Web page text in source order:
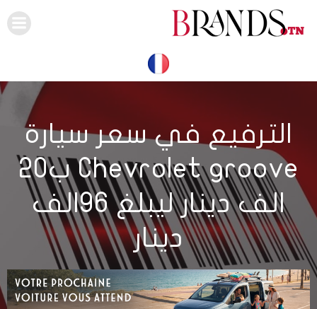
الترفيع في سعر سيارة
Chevrolet groove ب20
الف دينار ليبلغ 96الف
دينار